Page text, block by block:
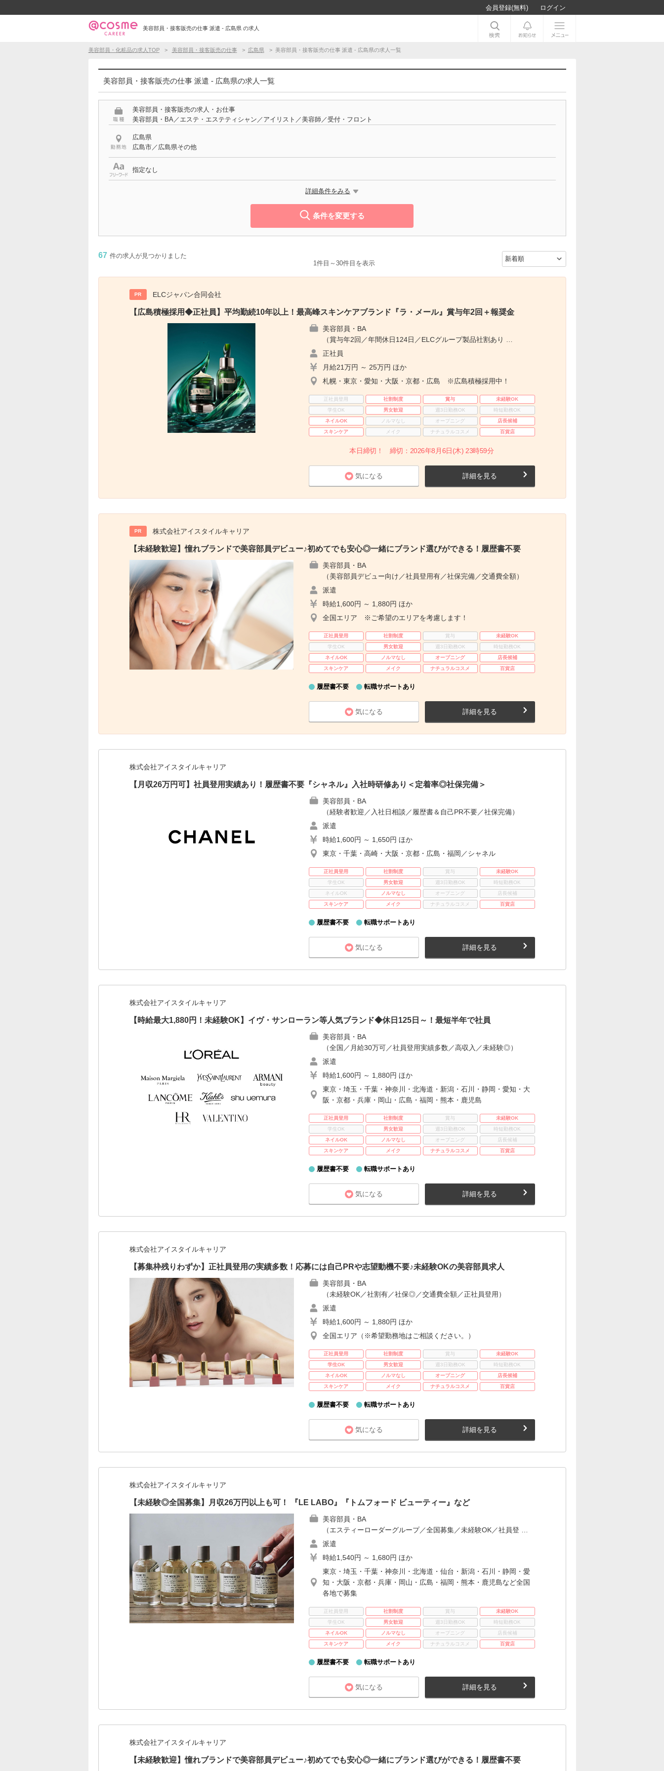
会員登録(無料) ログイン
美容部員・接客販売の仕事 派遣 - 広島県 の求人
美容部員・化粧品の求人TOP 美容部員・接客販売の仕事 広島県 美容部員・接客販売の仕事 派遣 - 広島県の求人一覧
美容部員・接客販売の仕事 派遣 - 広島県の求人一覧
美容部員・接客販売の求人・お仕事
美容部員・BA／エステ・エステティシャン／アイリスト／美容師／受付・フロント
広島県
広島市／広島県その他
指定なし
詳細条件をみる
条件を変更する
67 件の求人が見つかりました
1件目～30件目を表示
PR ELCジャパン合同会社
【広島積極採用◆正社員】平均勤続10年以上！最高峰スキンケアブランド『ラ・メール』賞与年2回＋報奨金
美容部員・BA
（賞与年2回／年間休日124日／ELCグループ製品社割あり …
正社員
月給21万円 ～ 25万円 ほか
札幌・東京・愛知・大阪・京都・広島 ※広島積極採用中！
正社員登用 社割制度 賞与
未経験OK
学生OK
男女歓迎 週3日勤務OK
時短勤務OK
ネイルOK
ノルマなし オープニング
店長候補
スキンケア
メイク ナチュラルコスメ 百貨店
本日締切！ 締切：2026年8月6日(木) 23時59分
気になる 詳細を見る
PR 株式会社アイスタイルキャリア
【未経験歓迎】憧れブランドで美容部員デビュー♪初めてでも安心◎一緒にブランド選びができる！履歴書不要
美容部員・BA
（美容部員デビュー向け／社員登用有／社保完備／交通費全額）
派遣
時給1,600円 ～ 1,880円 ほか
全国エリア ※ご希望のエリアを考慮します！
正社員登用 社割制度 賞与
未経験OK
学生OK
男女歓迎 週3日勤務OK
時短勤務OK
ネイルOK
ノルマなし オープニング
店長候補
スキンケア
メイク ナチュラルコスメ 百貨店
履歴書不要 転職サポートあり
気になる 詳細を見る
株式会社アイスタイルキャリア
【月収26万円可】社員登用実績あり！履歴書不要『シャネル』入社時研修あり＜定着率◎社保完備＞
美容部員・BA
（経験者歓迎／入社日相談／履歴書＆自己PR不要／社保完備）
派遣
時給1,600円 ～ 1,650円 ほか
東京・千葉・高崎・大阪・京都・広島・福岡／シャネル
正社員登用 社割制度 賞与
未経験OK
学生OK
男女歓迎 週3日勤務OK
時短勤務OK
ネイルOK
ノルマなし オープニング
店長候補
スキンケア
メイク ナチュラルコスメ 百貨店
履歴書不要 転職サポートあり
気になる 詳細を見る
株式会社アイスタイルキャリア
【時給最大1,880円！未経験OK】イヴ・サンローラン等人気ブランド◆休日125日～！最短半年で社員
美容部員・BA
（全国／月給30万可／社員登用実績多数／高収入／未経験◎）
派遣
時給1,600円 ～ 1,880円 ほか
東京・埼玉・千葉・神奈川・北海道・新潟・石川・静岡・愛知・大
阪・京都・兵庫・岡山・広島・福岡・熊本・鹿児島
正社員登用 社割制度 賞与
未経験OK
学生OK
男女歓迎 週3日勤務OK
時短勤務OK
ネイルOK
ノルマなし オープニング
店長候補
スキンケア
メイク ナチュラルコスメ 百貨店
履歴書不要 転職サポートあり
気になる 詳細を見る
株式会社アイスタイルキャリア
【募集枠残りわずか】正社員登用の実績多数！応募には自己PRや志望動機不要♪未経験OKの美容部員求人
美容部員・BA
（未経験OK／社割有／社保◎／交通費全額／正社員登用）
派遣
時給1,600円 ～ 1,880円 ほか
全国エリア（※希望勤務地はご相談ください。）
正社員登用 社割制度 賞与
未経験OK
学生OK
男女歓迎 週3日勤務OK
時短勤務OK
ネイルOK
ノルマなし オープニング
店長候補
スキンケア
メイク ナチュラルコスメ 百貨店
履歴書不要 転職サポートあり
気になる 詳細を見る
株式会社アイスタイルキャリア
【未経験◎全国募集】月収26万円以上も可！ 『LE LABO』『トムフォード ビューティー』など
美容部員・BA
（エスティーローダーグループ／全国募集／未経験OK／社員登 …
派遣
時給1,540円 ～ 1,680円 ほか
東京・埼玉・千葉・神奈川・北海道・仙台・新潟・石川・静岡・愛
知・大阪・京都・兵庫・岡山・広島・福岡・熊本・鹿児島など全国
各地で募集
正社員登用 社割制度 賞与
未経験OK
学生OK
男女歓迎 週3日勤務OK
時短勤務OK
ネイルOK
ノルマなし オープニング
店長候補
スキンケア
メイク ナチュラルコスメ 百貨店
履歴書不要 転職サポートあり
気になる 詳細を見る
株式会社アイスタイルキャリア
【未経験歓迎】憧れブランドで美容部員デビュー♪初めてでも安心◎一緒にブランド選びができる！履歴書不要